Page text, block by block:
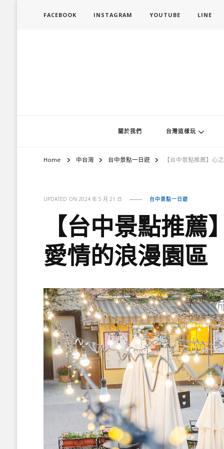
FACEBOOK INSTAGRAM YOUTUBE LINE
關於我們 台灣這樣玩
Home 中台灣 台中景點一日遊 【台中景點推薦】心
UPDATED ON 2024 年 5 月 21 日 台中景點一日遊
【台中景點推
愛情的浪漫園區